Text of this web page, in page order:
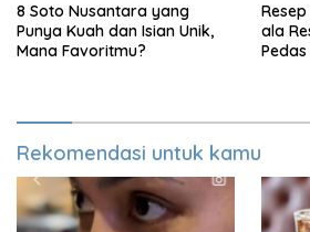
8 Soto Nusantara yang
Punya Kuah dan Isian Unik,
Mana Favoritmu?
ala
Rekomendasi untuk kamu